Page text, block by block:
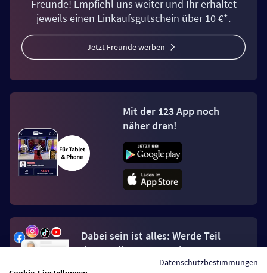
Freunde! Empfiehl uns weiter und Ihr erhaltet
jeweils einen Einkaufsgutschein über 10 €*.
Jetzt Freunde werben
Mit der 123 App noch
näher dran!
Dabei sein ist alles: Werde Teil
der 123.live Community.
Datenschutzbestimmungen